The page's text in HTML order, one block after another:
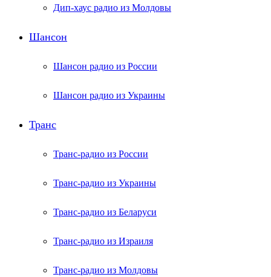
Дип-хаус радио из Молдовы
Шансон
Шансон радио из России
Шансон радио из Украины
Транс
Транс-радио из России
Транс-радио из Украины
Транс-радио из Беларуси
Транс-радио из Израиля
Транс-радио из Молдовы